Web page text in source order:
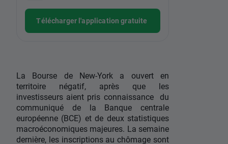
Télécharger l'application gratuite
La Bourse de New-York a ouvert en
territoire négatif, après que les
investisseurs aient pris connaissance du
communiqué de la Banque centrale
européenne (BCE) et de deux statistiques
macroéconomiques majeures. La semaine
dernière, les inscriptions au chômage sont